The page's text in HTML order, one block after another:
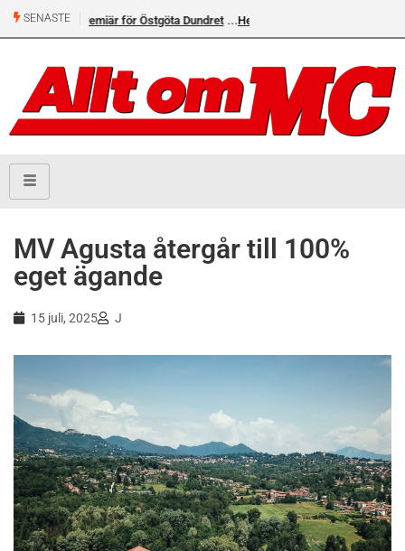
SENASTE
Dundret
Helsvarta Deadwood – Ny
MV Agusta återgår till 100%
eget ägande
15 juli, 2025 J